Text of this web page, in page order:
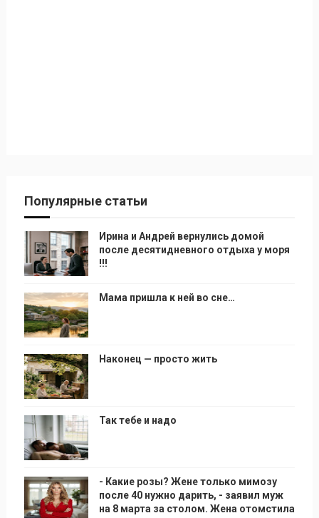
Популярные статьи
Ирина и Андрей вернулись домой
после десятидневного отдыха у моря
!!!
Мама пришла к ней во сне…
Наконец — просто жить
Так тебе и надо
- Какие розы? Жене только мимозу
после 40 нужно дарить, - заявил муж
на 8 марта за столом. Жена отомстила